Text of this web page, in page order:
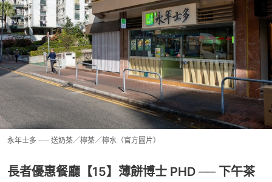
永年士多 ── 送奶茶／檸茶／檸水（官方圖片）
長者優惠餐廳【15】薄餅博士 PHD ── 下午茶